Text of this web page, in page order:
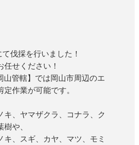
伐採を行いました！
せください！
山管轄】では岡山市周辺のエ
作業が可能です。
キ、ヤマザクラ、コナラ、ク
や、
キ、スギ、カヤ、マツ、モミ